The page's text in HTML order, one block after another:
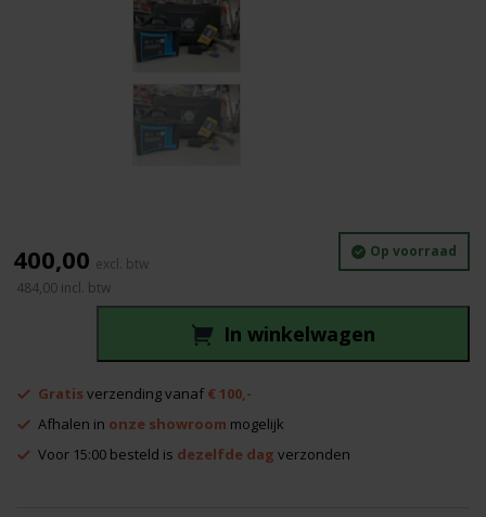
Op voorraad
/
TPL-
484,00 incl. btw
In winkelwagen
400,00
Gratis verzending vanaf € 100,-
Afhalen in onze showroom mogelijk
Voor 15:00 besteld is dezelfde dag verzonden